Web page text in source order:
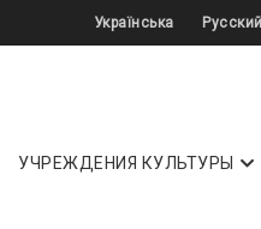
Українська Русский
УЧРЕЖДЕНИЯ КУЛЬТУРЫ